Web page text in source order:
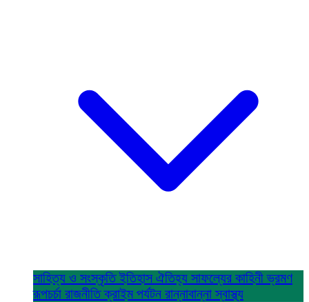
সাহিত্য ও সংস্কৃতিইতিহাস ঐতিহ্য সাফল্যের কাহিনীভ্রমণ
রূপচর্চা রাজনীতিক্রাইম পর্যটন রান্নাবান্নাস্বাস্থ্য